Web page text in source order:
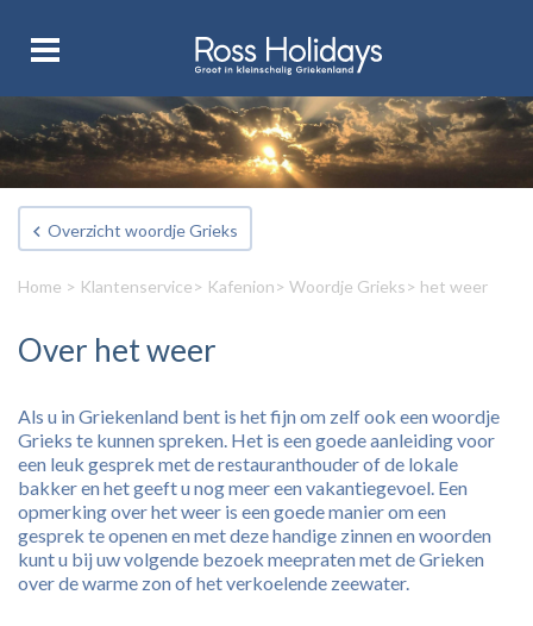
Overzicht woordje Grieks
Home > Klantenservice> Kafenion> Woordje Grieks> het weer
Over het weer
Als u in Griekenland bent is het fijn om zelf ook een woordje
Grieks te kunnen spreken. Het is een goede aanleiding voor
een leuk gesprek met de restauranthouder of de lokale
bakker en het geeft u nog meer een vakantiegevoel. Een
opmerking over het weer is een goede manier om een
gesprek te openen en met deze handige zinnen en woorden
kunt u bij uw volgende bezoek meepraten met de Grieken
over de warme zon of het verkoelende zeewater.